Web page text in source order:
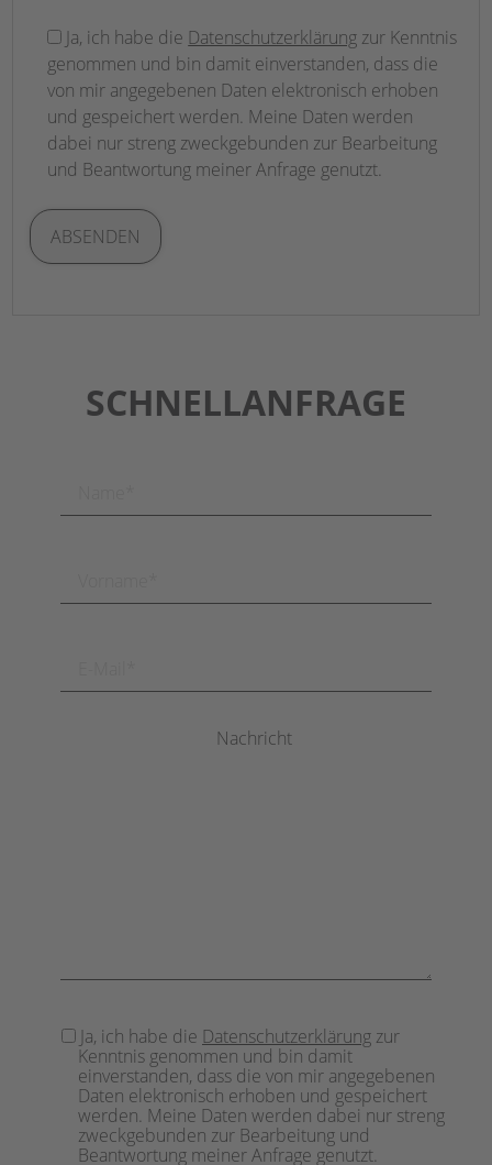
lasse
dieses
Feld
leer.
Ja, ich habe die Datenschutzerklärung zur Kenntnis
genommen und bin damit einverstanden, dass die
von mir angegebenen Daten elektronisch erhoben
und gespeichert werden. Meine Daten werden
dabei nur streng zweckgebunden zur Bearbeitung
und Beantwortung meiner Anfrage genutzt.
SCHNELLANFRAGE
Nachricht
lasse
dieses
Feld
leer.
Ja, ich habe die Datenschutzerklärung zur
Kenntnis genommen und bin damit
einverstanden, dass die von mir angegebenen
Daten elektronisch erhoben und gespeichert
werden. Meine Daten werden dabei nur streng
zweckgebunden zur Bearbeitung und
Beantwortung meiner Anfrage genutzt.